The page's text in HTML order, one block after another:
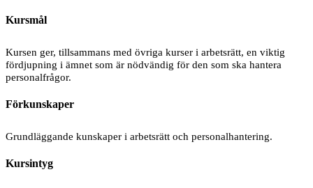
Kursmål
Kursen ger, tillsammans med övriga kurser i arbetsrätt, en viktig
fördjupning i ämnet som är nödvändig för den som ska hantera
personalfrågor.
Förkunskaper
Grundläggande kunskaper i arbetsrätt och personalhantering.
Kursintyg